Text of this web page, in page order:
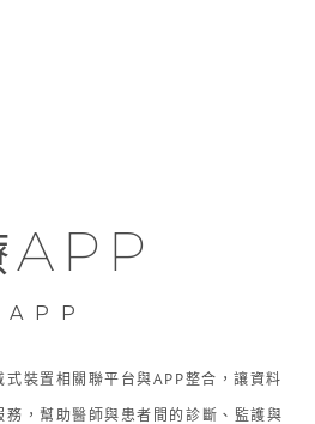
APP
裝置相關聯平台與APP整合，讓資料
，幫助醫師與患者間的診斷、監護與